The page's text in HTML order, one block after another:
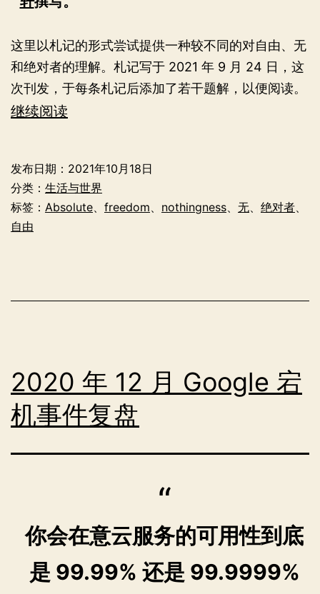
这里以札记的形式尝试提供一种较不同的对自由、无
和绝对者的理解。札记写于 2021 年 9 月 24 日，这
次刊发，于每条札记后添加了若干题解，以便阅读。
继续阅读
记
1
发布日期： 2021年10月18日
分类： 生活与世界
标签： Absolute freedom nothingness 无 绝对者
自由
2020 年 12 月 Google 宕
机事件复盘
你会在意云服务的可用性到底
是 99.99% 还是 99.9999%